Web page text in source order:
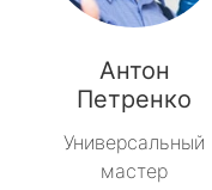
Антон
Петренко
Универсальный
мастер